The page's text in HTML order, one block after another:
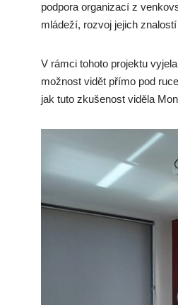
podpora organizací z
mládeží, rozvoj jejich
V rámci tohoto projektu
možnost vidět přímo pod
jak tuto zkušenost viděla